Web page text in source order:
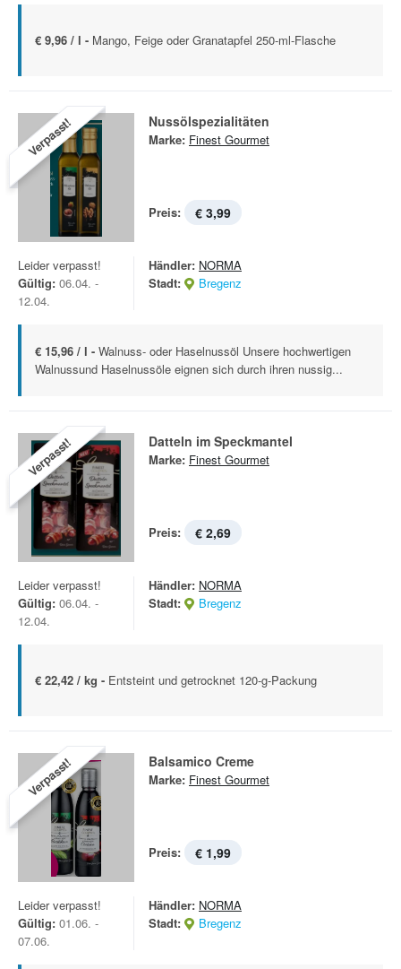
€ 9,96 / l - Mango, Feige oder Granatapfel 250-ml-Flasche
Verpasst! Nussölspezialitäten
Marke: Finest Gourmet
Preis: € 3,99
Leider verpasst!
Gültig: 06.04. -
12.04.
Händler: NORMA
Stadt:
Bregenz
€ 15,96 / l - Walnuss- oder Haselnussöl Unsere hochwertigen
Walnussund Haselnussöle eignen sich durch ihren nussig...
Verpasst! Datteln im Speckmantel
Marke: Finest Gourmet
Preis: € 2,69
Leider verpasst!
Gültig: 06.04. -
12.04.
Händler: NORMA
Stadt:
Bregenz
€ 22,42 / kg - Entsteint und getrocknet 120-g-Packung
Verpasst! Balsamico Creme
Marke: Finest Gourmet
Preis: € 1,99
Leider verpasst!
Gültig: 01.06. -
07.06.
Händler: NORMA
Stadt:
Bregenz